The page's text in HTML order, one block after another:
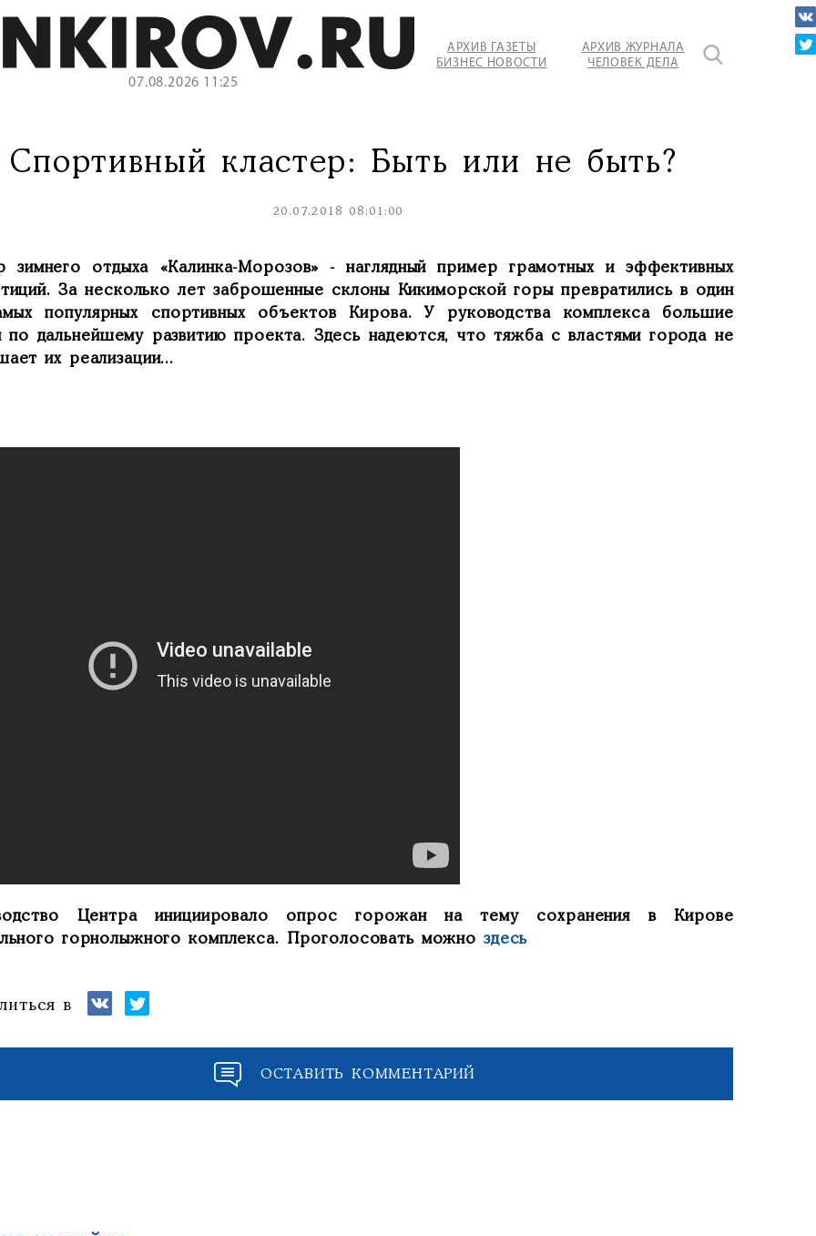
07.08.2026 11:25
АРХИВ ГАЗЕТЫ
БИЗНЕС НОВОСТИ
АРХИВ ЖУРНАЛА
ЧЕЛОВЕК ДЕЛА
Спортивный кластер: Быть или не быть?
20.07.2018 08:01:00
зимнего отдыха «Калинка-Морозов» - наглядный пример грамотных и эффективных
За несколько лет заброшенные склоны Кикиморской горы превратились в один
популярных спортивных объектов Кирова. У руководства комплекса большие
по дальнейшему развитию проекта. Здесь надеются, что тяжба с властями города не
их реализации...
Центра инициировало опрос горожан на тему сохранения в Кирове
горнолыжного комплекса. Проголосовать можно здесь
в
ОСТАВИТЬ КОММЕНТАРИЙ